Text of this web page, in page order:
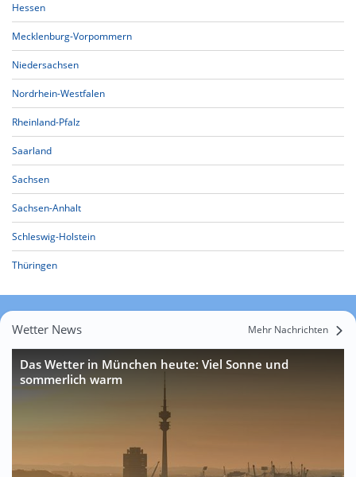
Hessen
Mecklenburg-Vorpommern
Niedersachsen
Nordrhein-Westfalen
Rheinland-Pfalz
Saarland
Sachsen
Sachsen-Anhalt
Schleswig-Holstein
Thüringen
Wetter News Mehr Nachrichten
Das Wetter in München heute: Viel Sonne und
sommerlich warm